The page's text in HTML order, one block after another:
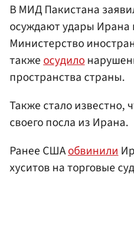
В МИД Пакистана
осуждают удары Ирана
Министерство
такжеосудило
пространства страны.
Также стало известно,
своего посла из Ирана.
Ранее СШАобвинили
хуситов на торговые